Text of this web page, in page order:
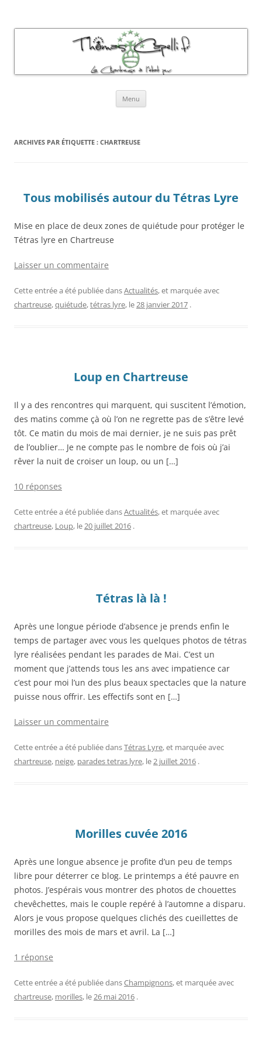
Menu
ARCHIVES PAR ÉTIQUETTE : CHARTREUSE
Tous mobilisés autour du Tétras Lyre
Mise en place de deux zones de quiétude pour protéger le
Tétras lyre en Chartreuse
Laisser un commentaire
Cette entrée a été publiée dansActualités, et marquée avec
chartreuse,quiétude,tétras lyre, le28 janvier 2017 .
Loup en Chartreuse
Il y a des rencontres qui marquent, qui suscitent l’émotion,
des matins comme çà où l’on ne regrette pas de s’être levé
tôt. Ce matin du mois de mai dernier, je ne suis pas prêt
de l’oublier… Je ne compte pas le nombre de fois où j’ai
rêver la nuit de croiser un loup, ou un […]
10 réponses
Cette entrée a été publiée dansActualités, et marquée avec
chartreuse, Loup, le20 juillet 2016 .
Tétras là là !
Après une longue période d’absence je prends enfin le
temps de partager avec vous les quelques photos de tétras
lyre réalisées pendant les parades de Mai. C’est un
moment que j’attends tous les ans avec impatience car
c’est pour moi l’un des plus beaux spectacles que la nature
puisse nous offrir. Les effectifs sont en […]
Laisser un commentaire
Cette entrée a été publiée dansTétras Lyre, et marquée avec
chartreuse, neige, parades tetras lyre, le2 juillet 2016 .
Morilles cuvée 2016
Après une longue absence je profite d’un peu de temps
libre pour déterrer ce blog. Le printemps a été pauvre en
photos. J’espérais vous montrer des photos de chouettes
chevêchettes, mais le couple repéré à l’automne a disparu.
Alors je vous propose quelques clichés des cueillettes de
morilles des mois de mars et avril. La […]
1 réponse
Cette entrée a été publiée dansChampignons, et marquée avec
chartreuse, morilles, le26 mai 2016 .